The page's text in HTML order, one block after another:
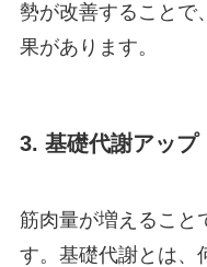
勢が改善することで
果があります。
3. 基礎代謝アップ
筋肉量が増えること
す。基礎代謝とは、